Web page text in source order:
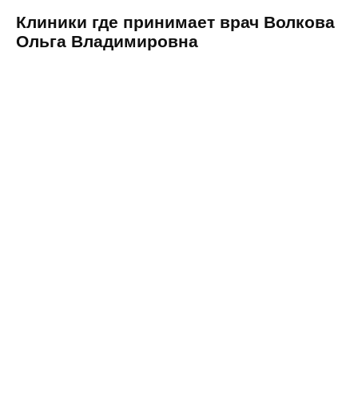
Клиники где принимает врач Волкова
Ольга Владимировна